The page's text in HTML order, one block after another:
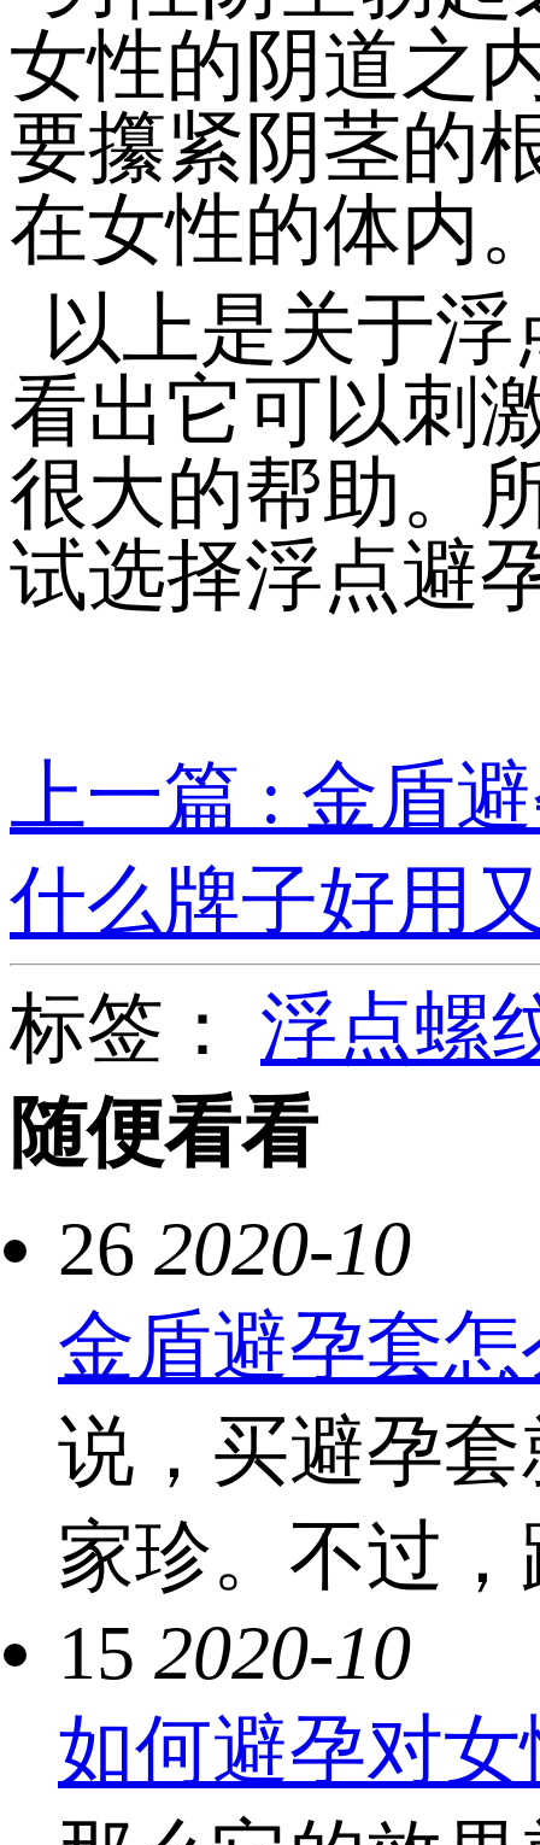
女性的阴道之
要攥紧阴茎的
在女性的体内
以上是关于
看出它可以刺
很大的帮助。
试选择浮点避
上一篇 : 金盾
什么牌子好用
标签： 浮点螺
随便看看
26 2020-10
金盾避孕套
说，买避孕
家珍。不过
15 2020-10
如何避孕对